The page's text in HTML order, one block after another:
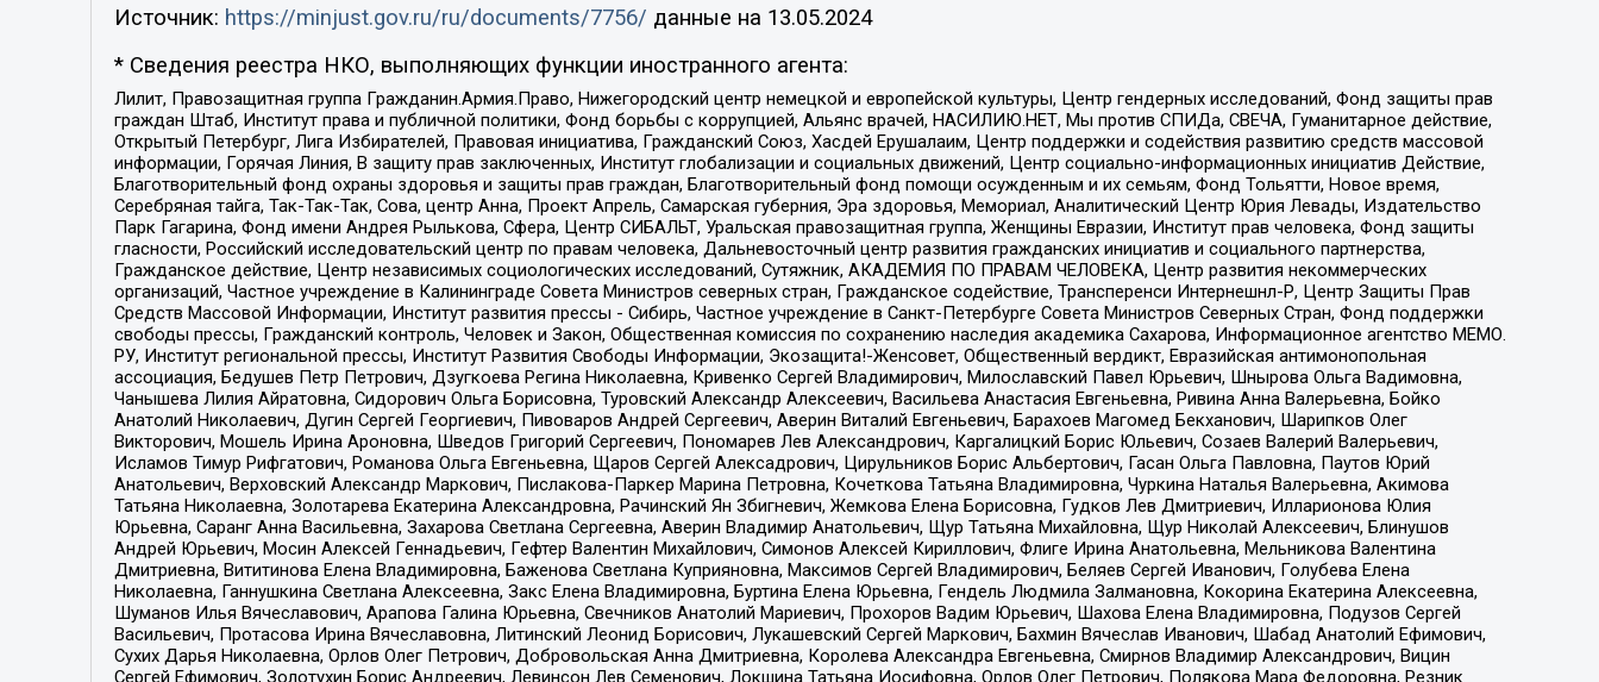
Источник: https://minjust.gov.ru/ru/documents/7756/ данные на 13.05.2024
* Сведения реестра НКО, выполняющих функции иностранного агента:
Лилит, Правозащитная группа Гражданин.Армия.Право, Нижегородский центр немецкой и европейской культуры, Центр гендерных исследований, Фонд защиты прав
граждан Штаб, Институт права и публичной политики, Фонд борьбы с коррупцией, Альянс врачей, НАСИЛИЮ.НЕТ, Мы против СПИДа, СВЕЧА, Гуманитарное действие,
Открытый Петербург, Лига Избирателей, Правовая инициатива, Гражданский Союз, Хасдей Ерушалаим, Центр поддержки и содействия развитию средств массовой
информации, Горячая Линия, В защиту прав заключенных, Институт глобализации и социальных движений, Центр социально-информационных инициатив Действие,
Благотворительный фонд охраны здоровья и защиты прав граждан, Благотворительный фонд помощи осужденным и их семьям, Фонд Тольятти, Новое время,
Серебряная тайга, Так-Так-Так, Сова, центр Анна, Проект Апрель, Самарская губерния, Эра здоровья, Мемориал, Аналитический Центр Юрия Левады, Издательство
Парк Гагарина, Фонд имени Андрея Рылькова, Сфера, Центр СИБАЛЬТ, Уральская правозащитная группа, Женщины Евразии, Институт прав человека, Фонд защиты
гласности, Российский исследовательский центр по правам человека, Дальневосточный центр развития гражданских инициатив и социального партнерства,
Гражданское действие, Центр независимых социологических исследований, Сутяжник, АКАДЕМИЯ ПО ПРАВАМ ЧЕЛОВЕКА, Центр развития некоммерческих
организаций, Частное учреждение в Калининграде Совета Министров северных стран, Гражданское содействие, Трансперенси Интернешнл-Р, Центр Защиты Прав
Средств Массовой Информации, Институт развития прессы - Сибирь, Частное учреждение в Санкт-Петербурге Совета Министров Северных Стран, Фонд поддержки
свободы прессы, Гражданский контроль, Человек и Закон, Общественная комиссия по сохранению наследия академика Сахарова, Информационное агентство МЕМО.
РУ, Институт региональной прессы, Институт Развития Свободы Информации, Экозащита!-Женсовет, Общественный вердикт, Евразийская антимонопольная
ассоциация, Бедушев Петр Петрович, Дзугкоева Регина Николаевна, Кривенко Сергей Владимирович, Милославский Павел Юрьевич, Шнырова Ольга Вадимовна,
Чанышева Лилия Айратовна, Сидорович Ольга Борисовна, Туровский Александр Алексеевич, Васильева Анастасия Евгеньевна, Ривина Анна Валерьевна, Бойко
Анатолий Николаевич, Дугин Сергей Георгиевич, Пивоваров Андрей Сергеевич, Аверин Виталий Евгеньевич, Барахоев Магомед Бекханович, Шарипков Олег
Викторович, Мошель Ирина Ароновна, Шведов Григорий Сергеевич, Пономарев Лев Александрович, Каргалицкий Борис Юльевич, Созаев Валерий Валерьевич,
Исламов Тимур Рифгатович, Романова Ольга Евгеньевна, Щаров Сергей Алексадрович, Цирульников Борис Альбертович, Гасан Ольга Павловна, Паутов Юрий
Анатольевич, Верховский Александр Маркович, Пислакова-Паркер Марина Петровна, Кочеткова Татьяна Владимировна, Чуркина Наталья Валерьевна, Акимова
Татьяна Николаевна, Золотарева Екатерина Александровна, Рачинский Ян Збигневич, Жемкова Елена Борисовна, Гудков Лев Дмитриевич, Илларионова Юлия
Юрьевна, Саранг Анна Васильевна, Захарова Светлана Сергеевна, Аверин Владимир Анатольевич, Щур Татьяна Михайловна, Щур Николай Алексеевич, Блинушов
Андрей Юрьевич, Мосин Алексей Геннадьевич, Гефтер Валентин Михайлович, Симонов Алексей Кириллович, Флиге Ирина Анатольевна, Мельникова Валентина
Дмитриевна, Вититинова Елена Владимировна, Баженова Светлана Куприяновна, Максимов Сергей Владимирович, Беляев Сергей Иванович, Голубева Елена
Николаевна, Ганнушкина Светлана Алексеевна, Закс Елена Владимировна, Буртина Елена Юрьевна, Гендель Людмила Залмановна, Кокорина Екатерина Алексеевна,
Шуманов Илья Вячеславович, Арапова Галина Юрьевна, Свечников Анатолий Мариевич, Прохоров Вадим Юрьевич, Шахова Елена Владимировна, Подузов Сергей
Васильевич, Протасова Ирина Вячеславовна, Литинский Леонид Борисович, Лукашевский Сергей Маркович, Бахмин Вячеслав Иванович, Шабад Анатолий Ефимович,
Сухих Дарья Николаевна, Орлов Олег Петрович, Добровольская Анна Дмитриевна, Королева Александра Евгеньевна, Смирнов Владимир Александрович, Вицин
Сергей Ефимович, Золотухин Борис Андреевич, Левинсон Лев Семенович, Локшина Татьяна Иосифовна, Орлов Олег Петрович, Полякова Мара Федоровна, Резник